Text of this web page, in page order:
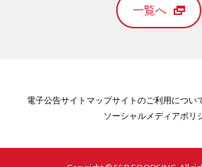
一覧へ
電子公告サイトマップサイトのご利用につい
ソーシャルメディアポリ